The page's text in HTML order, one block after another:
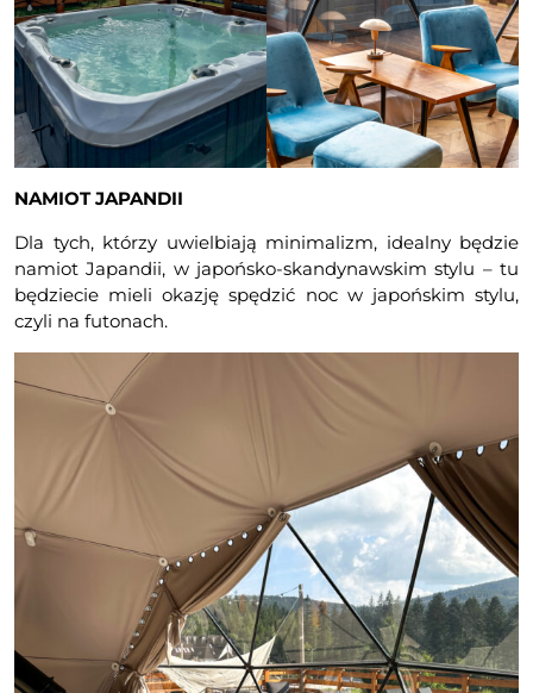
NAMIOT JAPANDII
Dla tych, którzy uwielbiają minimalizm, idealny będzie
namiot Japandii, w japońsko-skandynawskim stylu – tu
będziecie mieli okazję spędzić noc w japońskim stylu,
czyli na futonach.